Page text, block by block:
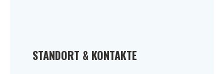
STANDORT & KONTAKTE